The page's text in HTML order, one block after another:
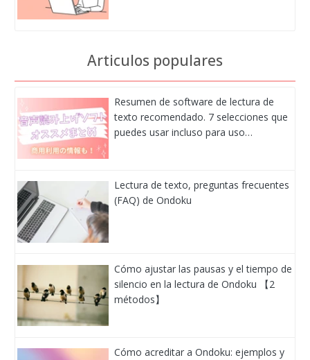
Articulos populares
Resumen de software de lectura de
texto recomendado. 7 selecciones que
puedes usar incluso para uso…
Lectura de texto, preguntas frecuentes
(FAQ) de Ondoku
Cómo ajustar las pausas y el tiempo de
silencio en la lectura de Ondoku 【2
métodos】
Cómo acreditar a Ondoku: ejemplos y